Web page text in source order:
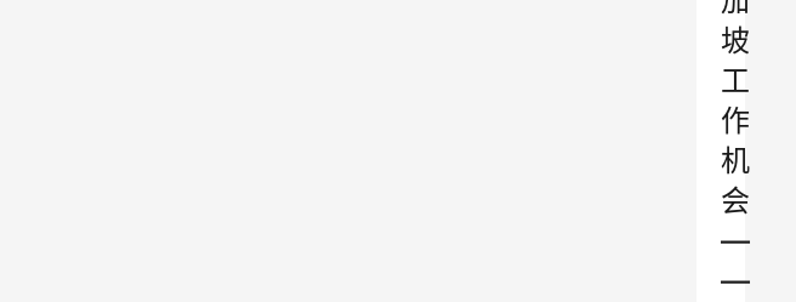
坡
工
作
机
会
—
—